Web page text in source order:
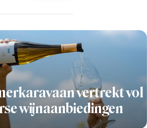
vertrekt vol
wijnaanbiedingen